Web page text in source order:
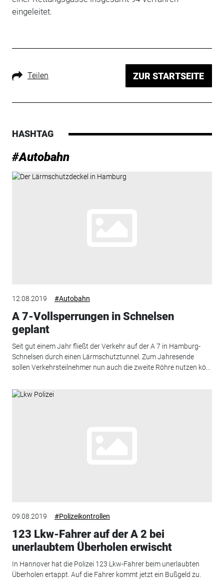
eingeleitet.
Teilen ZUR STARTSEITE
HASHTAG
#Autobahn
12.08.2019 #Autobahn
A 7-Vollsperrungen in Schnelsen
geplant
Seit gut einem Jahr fließt der Verkehr auf der A 7 in Hamburg-
Schnelsen durch einen Lärmschutztunnel. Zum Jahresende
sollen Verkehrsteilnehmer nun auch die zweite Röhre nutzen kö...
09.08.2019 #Polizeikontrollen
123 Lkw-Fahrer auf der A 2 bei
unerlaubtem Überholen erwischt
In Hannover hat die Polizei 123 Lkw-Fahrer beim unerlaubten
Überholen ertappt. Auf die Fahrer kommt jetzt ein Bußgeld zu.